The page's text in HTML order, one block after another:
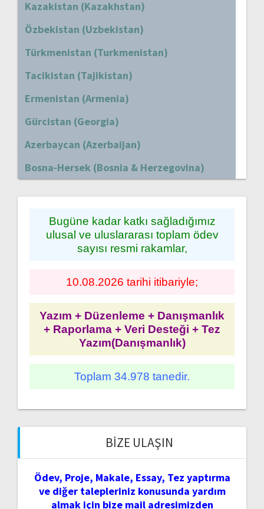
Kazakistan (Kazakhstan)
Özbekistan (Uzbekistan)
Türkmenistan (Turkmenistan)
Tacikistan (Tajikistan)
Ermenistan (Armenia)
Gürcistan (Georgia)
Azerbaycan (Azerbaijan)
Bosna-Hersek (Bosnia & Herzegovina)
Bugüne kadar katkı sağladığımız
ulusal ve uluslararası toplam ödev
sayısı resmi rakamlar,
10.08.2026 tarihi itibariyle;
Yazım + Düzenleme + Danışmanlık
+ Raporlama + Veri Desteği + Tez
Yazım(Danışmanlık)
Toplam 34.978 tanedir.
BIZE ULAŞIN
Ödev, Proje, Makale, Essay, Tez yaptırma
ve diğer talepleriniz konusunda yardım
almak için bize mail adresimizden